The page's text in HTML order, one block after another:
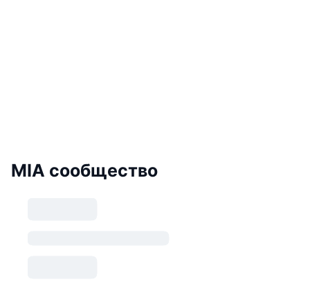
MIA сообщество